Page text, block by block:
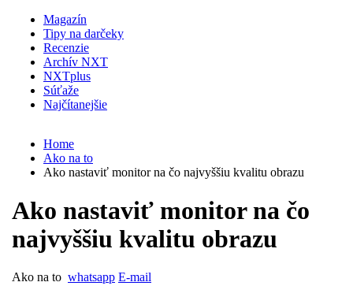
Magazín
Tipy na darčeky
Recenzie
Archív NXT
NXTplus
Súťaže
Najčítanejšie
Home
Ako na to
Ako nastaviť monitor na čo najvyššiu kvalitu obrazu
Ako nastaviť monitor na čo
najvyššiu kvalitu obrazu
Ako na to whatsapp E-mail